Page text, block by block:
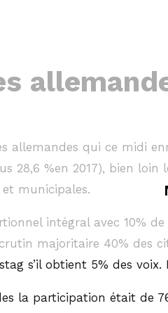
allemandes qui ce midi
28,6 %en 2017), bien
municipales.
intégral avec 10%
majoritaire 40% des
s’il obtient 5% des
la participation était de